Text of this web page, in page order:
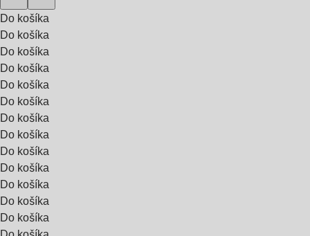
Do košíka
Do košíka
Do košíka
Do košíka
Do košíka
Do košíka
Do košíka
Do košíka
Do košíka
Do košíka
Do košíka
Do košíka
Do košíka